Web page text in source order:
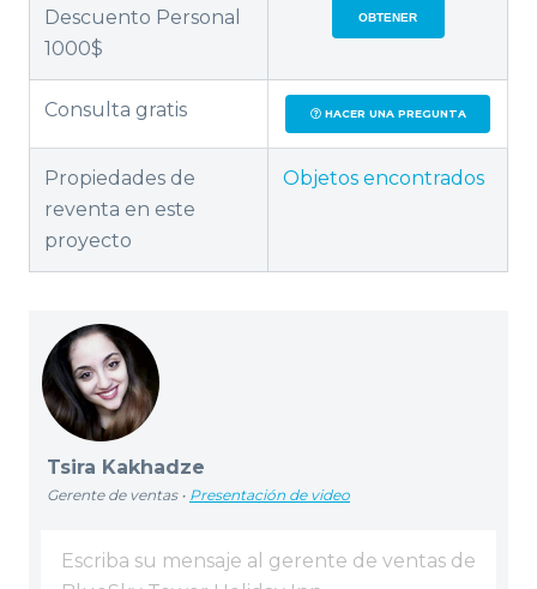
Descuento Personal
1000$
OBTENER
Consulta gratis HACER UNA PREGUNTA
Propiedades de
reventa en este
proyecto
Objetos encontrados
Tsira Kakhadze
Gerente de ventas • Presentación de video